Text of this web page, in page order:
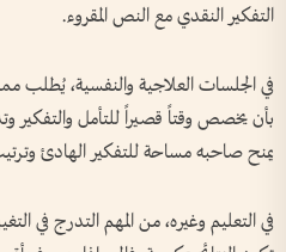
التفكير النقدي مع النص المقروء.
في الجلسات العلاجية والنفسية، يُطلب
بأن يخصص وقتاً قصيراً للتأمل والتفكير
يمنح صاحبه مساحة للتفكير الهادئ
في التعليم وغيره، من المهم التدرج في